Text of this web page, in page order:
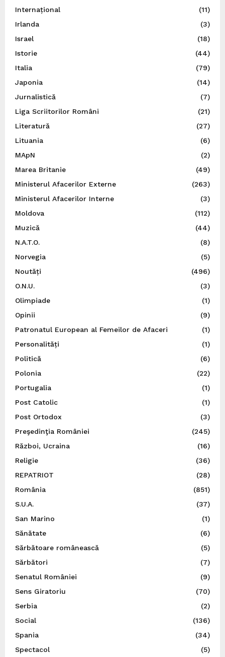
Internațional
(11)
Irlanda
(3)
Israel
(18)
Istorie
(44)
Italia
(79)
Japonia
(14)
Jurnalistică
(7)
Liga Scriitorilor Români
(21)
Literatură
(27)
Lituania
(6)
MApN
(2)
Marea Britanie
(49)
Ministerul Afacerilor Externe
(263)
Ministerul Afacerilor Interne
(3)
Moldova
(112)
Muzică
(44)
N.A.T.O.
(8)
Norvegia
(5)
Noutăți
(496)
O.N.U.
(3)
Olimpiade
(1)
Opinii
(9)
Patronatul European al Femeilor de Afaceri
(1)
Personalități
(1)
Politică
(6)
Polonia
(22)
Portugalia
(1)
Post Catolic
(1)
Post Ortodox
(3)
Preşedinţia României
(245)
Război, Ucraina
(16)
Religie
(36)
REPATRIOT
(28)
România
(851)
S.U.A.
(37)
San Marino
(1)
Sănătate
(6)
Sărbătoare românească
(5)
Sărbători
(7)
Senatul României
(9)
Sens Giratoriu
(70)
Serbia
(2)
Social
(136)
Spania
(34)
Spectacol
(5)